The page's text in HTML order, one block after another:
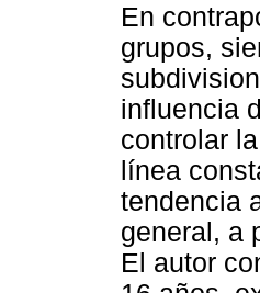
En
grupos,
influencia
controlar
línea
tendencia
general, a
El autor